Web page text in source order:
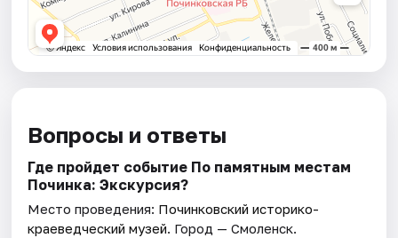
Вопросы и ответы
Где пройдет событие По памятным местам
Починка: Экскурсия?
Место проведения: Починковский историко-
краеведческий музей. Город — Смоленск.